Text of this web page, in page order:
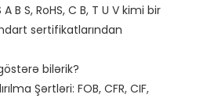
A B S, RoHS, C B, T U V kimi bir
sertifikatlarından
bilərik?
Şərtləri: FOB, CFR, CIF,